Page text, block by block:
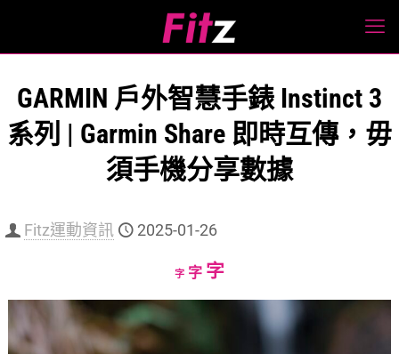
GARMIN 戶外智慧手錶 Instinct 3
系列 | Garmin Share 即時互傳，毋
須手機分享數據
Fitz運動資訊 2025-01-26
字Decrease
字Reset
字Increase
size.